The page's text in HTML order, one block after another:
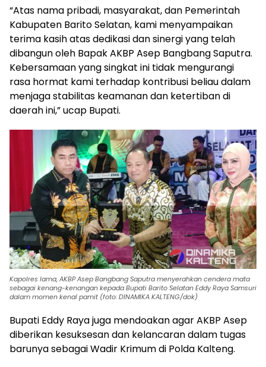
“Atas nama pribadi, masyarakat, dan Pemerintah
Kabupaten Barito Selatan, kami menyampaikan
terima kasih atas dedikasi dan sinergi yang telah
dibangun oleh Bapak AKBP Asep Bangbang Saputra.
Kebersamaan yang singkat ini tidak mengurangi
rasa hormat kami terhadap kontribusi beliau dalam
menjaga stabilitas keamanan dan ketertiban di
daerah ini,” ucap Bupati.
Kapolres lama, AKBP Asep Bangbang Saputra menyerahkan cendera mata
sebagai kenang-kenangan kepada Bupati Barito Selatan Eddy Raya Samsuri
dalam momen kenal pamit (foto: DINAMIKA KALTENG/dok)
Bupati Eddy Raya juga mendoakan agar AKBP Asep
diberikan kesuksesan dan kelancaran dalam tugas
barunya sebagai Wadir Krimum di Polda Kalteng.